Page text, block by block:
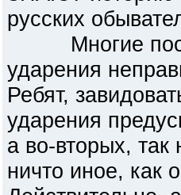
русских
Многие после
ударения
Ребят,
ударения
а во-вторых,
ничто иное, как